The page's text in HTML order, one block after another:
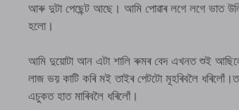
আৰু দুটা পেছেন্ট আছে। আমি পোৱাৰ লগে লগে ভাত
হলো।
আমি দুয়োটা আন এটা শালি ৰুমৰ বেদ এখনত শুই
লাজ ভয় কাটি কৰি মই তাইৰ পেটটো মূহৰিবলৈ
এচুকত হাত মাৰিবলৈ ধৰিলোঁ।